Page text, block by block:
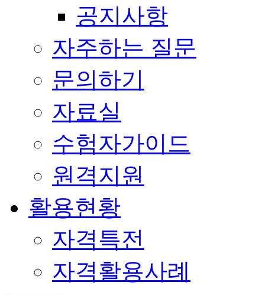
공지사항
자주하는 질문
문의하기
자료실
수험자가이드
원격지원
활용현황
자격특전
자격활용사례